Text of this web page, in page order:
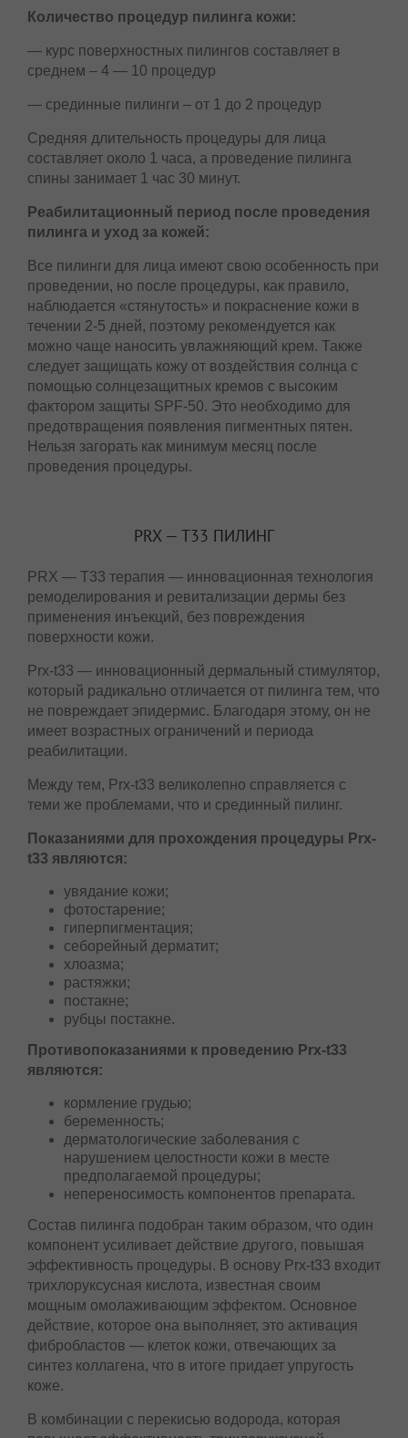
компонентов, в сочетании с миндальной
подтягивающее и омолаживающее действие.
среднем – 4 — 10 процедур
— срединные пилинги – от 1 до 2 процедур
Средняя длительность процедуры для лица
составляет около 1 часа, а проведение пилинга
Реабилитационный период после
проведения пилинга и уход за кожей:
Все пилинги для лица имеют свою особенность
при проведении, но после процедуры, как
правило, наблюдается «стянутость» и
покраснение кожи в течении 2-5 дней, поэтому
рекомендуется как можно чаще наносить
увлажняющий крем. Также следует защищать
кожу от воздействия солнца с помощью
солнцезащитных кремов c высоким фактором
Нельзя загорать как минимум месяц после
PRX — T33 ПИЛИНГ
PRX — T33 терапия — инновационная
технология ремоделирования и ревитализации
дермы без применения инъекций, без
повреждения поверхности кожи.
Prx-t33 — инновационный дермальный
стимулятор, который радикально отличается от
пилинга тем, что не повреждает эпидермис.
ограничений и периода реабилитации.
теми же проблемами, что и срединный пилинг.
Показаниями для прохождения процедуры
Prx-t33 являются:
увядание кожи;
фотостарение;
гиперпигментация;
хлоазма;
растяжки;
рубцы постакне.
Противопоказаниями к проведению Prx-t33
являются:
кормление грудью;
дерматологические заболевания с
нарушением целостности кожи в месте
предполагаемой процедуры;
непереносимость компонентов препарата.
Состав пилинга подобран таким образом, что
один компонент усиливает действие другого,
повышая эффективность процедуры. В основу
Prx-t33 входит трихлоруксусная кислота,
известная своим мощным омолаживающим
эффектом. Основное действие, которое она
выполняет, это активация фибробластов —